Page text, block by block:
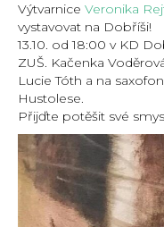
Výtvarnice Veronika
vystavovat na Dobříši!
13.10. od 18:00 v KD
ZUŠ. Kačenka
Lucie Tóth a na
Hustolese.
Přijďte potěšit své